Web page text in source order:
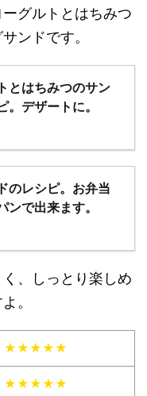
グルトとはちみつ
ンドです。
とはちみつのサン
。デザートに。
のレシピ。お弁当
ンで出来ます。
、しっとり楽しめ
。
★★★★★
★★★★★